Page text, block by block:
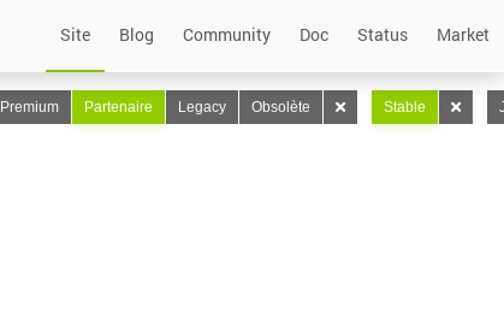
Site Blog Community Doc Status Market
Premium Partenaire Legacy Obsolète Stable